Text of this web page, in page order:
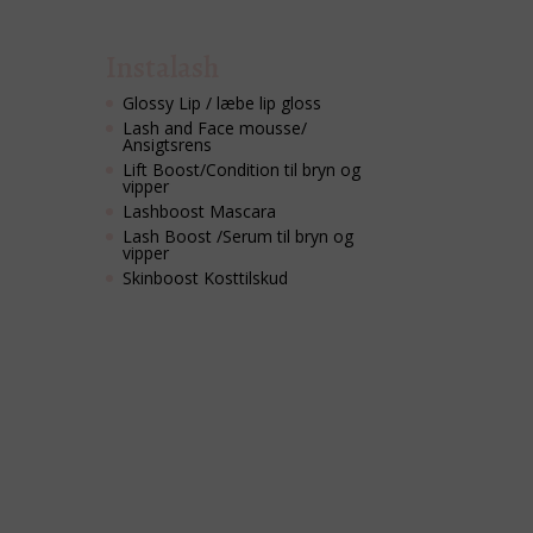
Glossy Lip / læbe lip gloss
Lash and Face mousse/
Ansigtsrens
Lift Boost/Condition til bryn og
vipper
Lashboost Mascara
Lash Boost /Serum til bryn og
vipper
Skinboost Kosttilskud